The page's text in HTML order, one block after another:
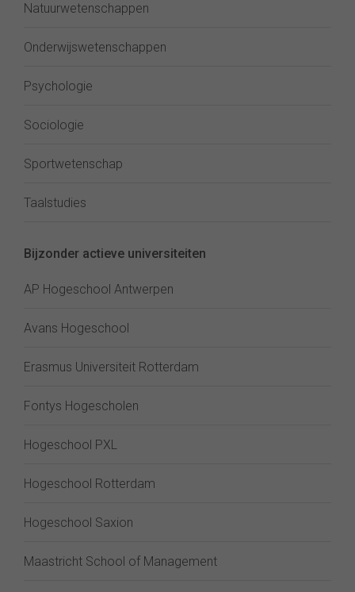
Natuurwetenschappen
Onderwijswetenschappen
Psychologie
Sociologie
Sportwetenschap
Taalstudies
Bijzonder actieve universiteiten
AP Hogeschool Antwerpen
Avans Hogeschool
Erasmus Universiteit Rotterdam
Fontys Hogescholen
Hogeschool PXL
Hogeschool Rotterdam
Hogeschool Saxion
Maastricht School of Management